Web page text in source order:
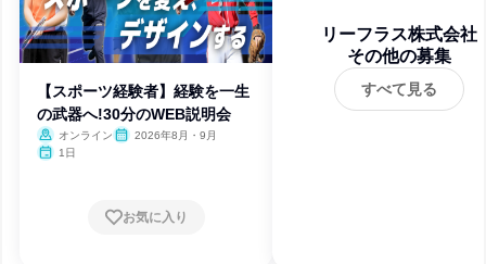
【スポーツ経験者】経験を一生
の武器へ!30分のWEB説明会
オンライン
2026年8月・9月
1日
お気に入り
リーフラス株式会社
その他の募集
すべて見る